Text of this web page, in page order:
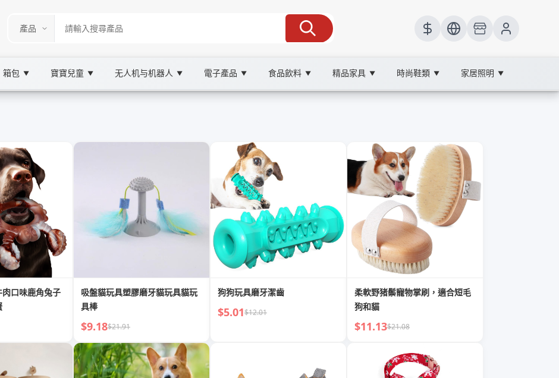
箱包 ▼ 寶寶兒童 ▼ 无人机与机器人 ▼ 電子產品 ▼ 食品飲料 ▼ 精品家具 ▼ 時尚鞋類 ▼ 家居照明 ▼
口味鹿角兔子
吸盤貓玩具塑膠磨牙貓玩具貓玩
具棒
$9.18$21.91
狗狗玩具磨牙潔齒
$5.01$12.01
柔軟野猪鬃寵物掌刷，適合短毛
狗和貓
$11.13$21.08